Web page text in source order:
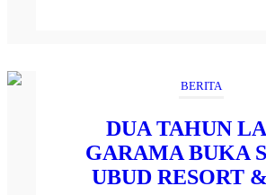
BERITA
DUA TAHUN
GARAMA BUKA
UBUD RESORT